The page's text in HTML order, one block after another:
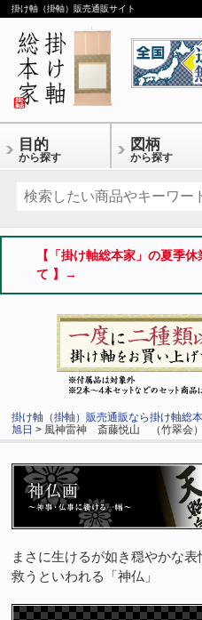
掛け軸（掛軸）販売通販サイト
目的
から探す
図柄
から探す
【「掛け軸総本家」の夏季
て 】→
掛け軸（掛軸）販売通販なら掛け軸総
旭日 > 風神雷神 斎藤悦山 （竹翠
まさに生けるが如き穏やかな
救うといわれる「神仏」